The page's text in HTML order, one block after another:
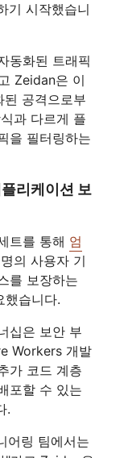
기 시작했습니
동화된 트래픽
Zeidan은 이
된 공격으로부
과 다르게 플
을 필터링하는
리케이션 보
트를 통해 엄
의 사용자 기
를 보장하는
했습니다.
십은 보안 부
Workers 개발
가 코드 계층
포할 수 있는
.
어링 팀에서는